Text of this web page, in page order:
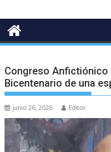
Congreso Anfictiónico
Bicentenario de una
junio 26, 2026 Editor